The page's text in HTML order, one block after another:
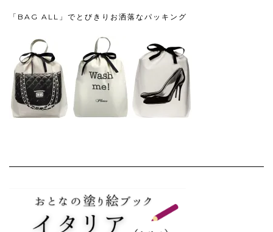
「BAG ALL」でとびきりお洒落なパッキング